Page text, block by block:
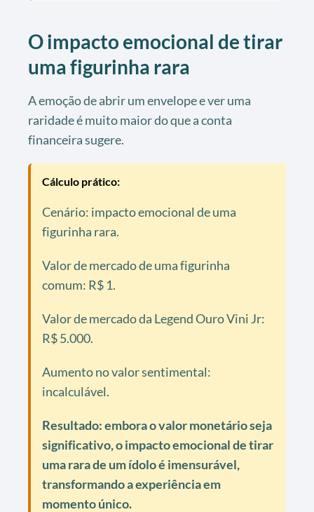
O impacto emocional de tirar
uma figurinha rara
A emoção de abrir um envelope e ver uma
raridade é muito maior do que a conta
financeira sugere.
Cálculo prático:
Cenário: impacto emocional de uma
figurinha rara.
Valor de mercado de uma figurinha
comum: R$ 1.
Valor de mercado da Legend Ouro Vini Jr:
R$ 5.000.
Aumento no valor sentimental:
incalculável.
Resultado: embora o valor monetário seja
significativo, o impacto emocional de tirar
uma rara de um ídolo é imensurável,
transformando a experiência em
momento único.